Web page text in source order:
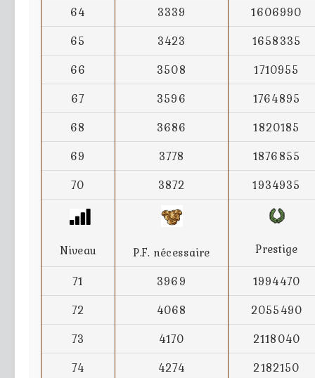
64
3339
1606990
65
3423
1658335
66
3508
1710955
67
3596
1764895
68
3686
1820185
69
3778
1876855
70
3872 1934935
Niveau P.F. nécessaire
Prestige
71
3969
1994470
72
4068
2055490
73
4170
2118040
74
4274
2182150